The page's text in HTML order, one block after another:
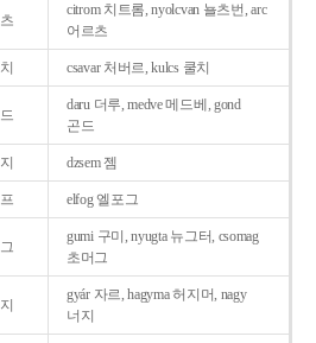
츠
citrom 치트롬, nyolcvan 뇰츠번, arc
어르츠
치 csavar 처버르, kulcs 쿨치
드
daru 더루, medve 메드베, gond
곤드
지 dzsem 젬
프 elfog 엘포그
그
gumi 구미, nyugta 뉴그터, csomag
초머그
지
gyár 자르, hagyma 허지머, nagy
너지